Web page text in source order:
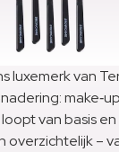
luxemerk van
van basis
overzichtelijk –